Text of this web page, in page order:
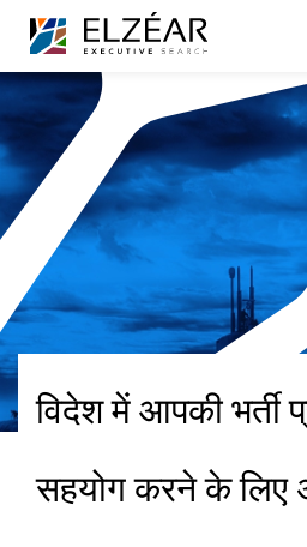
विदेश में आपकी भर्ती
सहयोग करने के लिए